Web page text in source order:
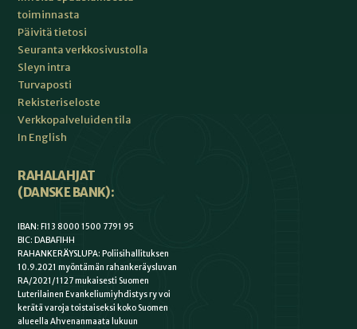
toiminnasta
Päivitä tietosi
Seuranta verkkosivustolla
Sleyn intra
Turvaposti
Rekisteriseloste
Verkkopalveluiden tila
In English
RAHALAHJAT
(DANSKE BANK):
IBAN: FI13 8000 1500 7791 95
BIC: DABAFIHH
RAHANKERÄYSLUPA: Poliisihallituksen
10.9.2021 myöntämän rahankeräysluvan
RA/2021/1127 mukaisesti Suomen
Luterilainen Evankeliumiyhdistys ry voi
kerätä varoja toistaiseksi koko Suomen
alueella Ahvenanmaata lukuun